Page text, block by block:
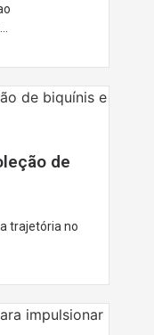
de
trajetória no